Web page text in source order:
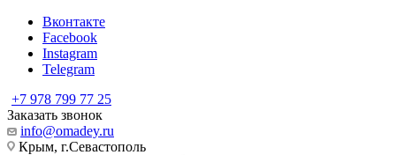
Вконтакте
Facebook
Instagram
Telegram
+7 978 799 77 25
Заказать звонок
info@omadey.ru
Крым, г.Севастополь